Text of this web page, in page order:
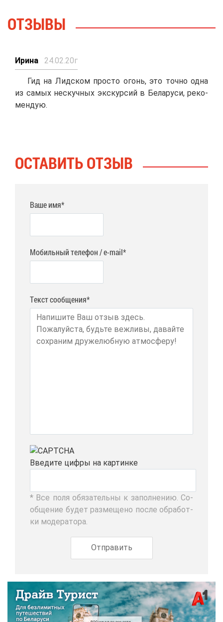
ОТ­ЗЫ­ВЫ
Ири­на 24.02.20г
Гид на Лид­ском про­сто огонь, это точ­но од­на
из са­мых нескуч­ных экс­кур­сий в Бе­ла­ру­си, ре­ко­
мен­дую.
ОСТА­ВИТЬ ОТ­ЗЫВ
Ваше имя*
Мобильный телефон / e-mail*
Текст сообщения*
Вве­ди­те циф­ры на кар­тин­ке
* Все по­ля обя­за­тель­ны к за­пол­не­нию. Со­
об­ще­ние бу­дет раз­ме­ще­но по­сле об­ра­бот­
ки мо­де­ра­то­ра.